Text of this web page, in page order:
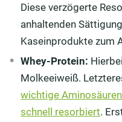
Diese verzögerte
anhaltenden
Kaseinprodukte zum
Whey-Protein:
Molkeeiweiß.
wichtige
schnell resorbiert.